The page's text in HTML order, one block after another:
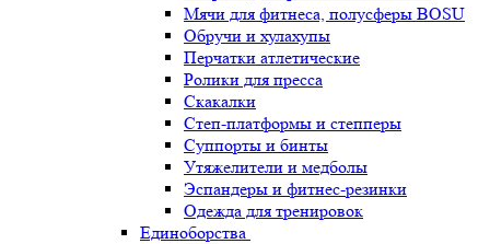
Мячи для фитнеса, полусферы BOSU
Обручи и хулахупы
Перчатки атлетические
Ролики для пресса
Скакалки
Степ-платформы и степперы
Суппорты и бинты
Утяжелители и медболы
Эспандеры и фитнес-резинки
Одежда для тренировок
Единоборства